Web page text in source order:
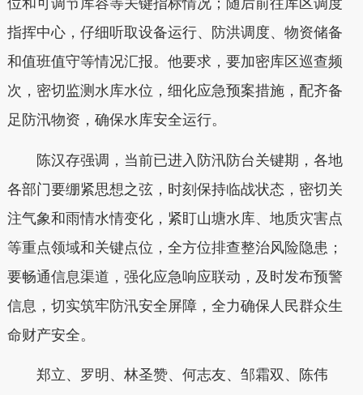
位和可调节库容等关键指标情况；随后前往库区调度
指挥中心，仔细听取设备运行、防洪调度、物资储备
和值班值守等情况汇报。他要求，要加密库区巡查频
次，密切监测水库水位，细化应急预案措施，配齐备
足防汛物资，确保水库安全运行。
陈汉存强调，当前已进入防汛防台关键期，各地
各部门要绷紧思想之弦，时刻保持临战状态，密切关
注气象和雨情水情变化，紧盯山塘水库、地质灾害点
等重点领域和关键点位，全方位排查整治风险隐患；
要畅通信息渠道，强化应急响应联动，及时发布预警
信息，切实筑牢防汛安全屏障，全力确保人民群众生
命财产安全。
郑立、罗明、林圣赞、 何志友、 邹霜双、陈伟